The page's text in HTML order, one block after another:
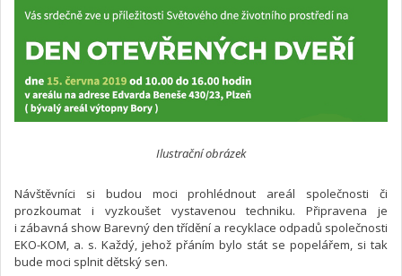
Ilustrační obrázek
Návštěvníci si budou moci prohlédnout areál společnosti či
prozkoumat i vyzkoušet vystavenou techniku. Připravena je
i zábavná show Barevný den třídění a recyklace odpadů společnosti
EKO-KOM, a. s. Každý, jehož přáním bylo stát se popelářem, si tak
bude moci splnit dětský sen.